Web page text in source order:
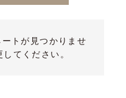
トが見つかりませ
てください。